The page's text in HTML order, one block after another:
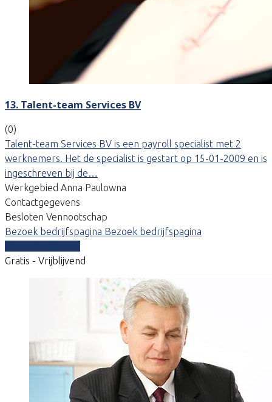
13. Talent-team Services BV
(0)
Talent-team Services BV is een payroll specialist met 2
werknemers. Het de specialist is gestart op 15-01-2009 en is
ingeschreven bij de…
Werkgebied Anna Paulowna
Contactgegevens
Besloten Vennootschap
Bezoek bedrijfspagina Bezoek bedrijfspagina
Gratis - Vrijblijvend